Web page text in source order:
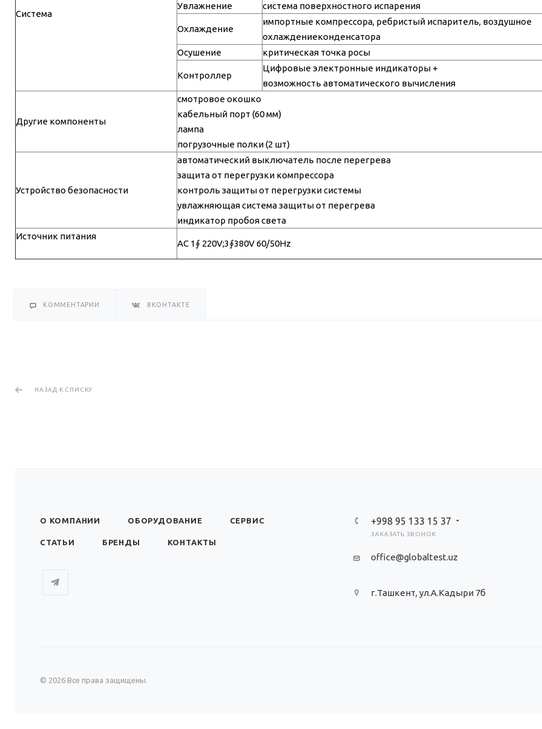
Система
Увлажнение система поверхностного испарения
Охлаждение
импортные компрессора, ребристый испаритель, воздушное
охлаждениеконденсатора
Осушение
критическая точка росы
Контроллер
Цифровые электронные индикаторы +
возможность автоматического вычисления
Другие компоненты
смотровое окошко
кабельный порт (60 мм)
лампа
погрузочные полки (2 шт)
Устройство безопасности
автоматический выключатель после перегрева
защита от перегрузки компрессора
контроль защиты от перегрузки системы
увлажняющая система защиты от перегрева
индикатор пробоя света
Источник питания
AC 1∮ 220V;3∮380V 60/50Hz
КОММЕНТАРИИ ВКОНТАКТЕ
НАЗАД К СПИСКУ
О КОМПАНИИ ОБОРУДОВАНИЕ СЕРВИС
СТАТЬИ БРЕНДЫ КОНТАКТЫ
+998 95 133 15 37
ЗАКАЗАТЬ ЗВОНОК
office@globaltest.uz
г.Ташкент, ул.А.Кадыри 7б
© 2026 Все права защищены.